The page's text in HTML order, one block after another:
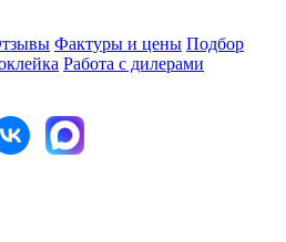
Фактуры и цены Подбор
Работа с дилерами